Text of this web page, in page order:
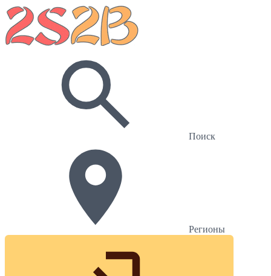
Поиск
Регионы